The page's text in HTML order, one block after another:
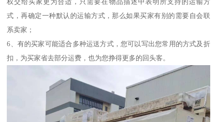
权交给买家更为合适，只需要在物品描述中表明所支持的运输方
式，再确定一种默认的运输方式，那么如果买家有别的需要自会联
系卖家；
6、有的买家可能适合多种运送方式，您可以写出您常用的方式及折
扣，为买家省去部分运费，也为您挣得更多的回头客。